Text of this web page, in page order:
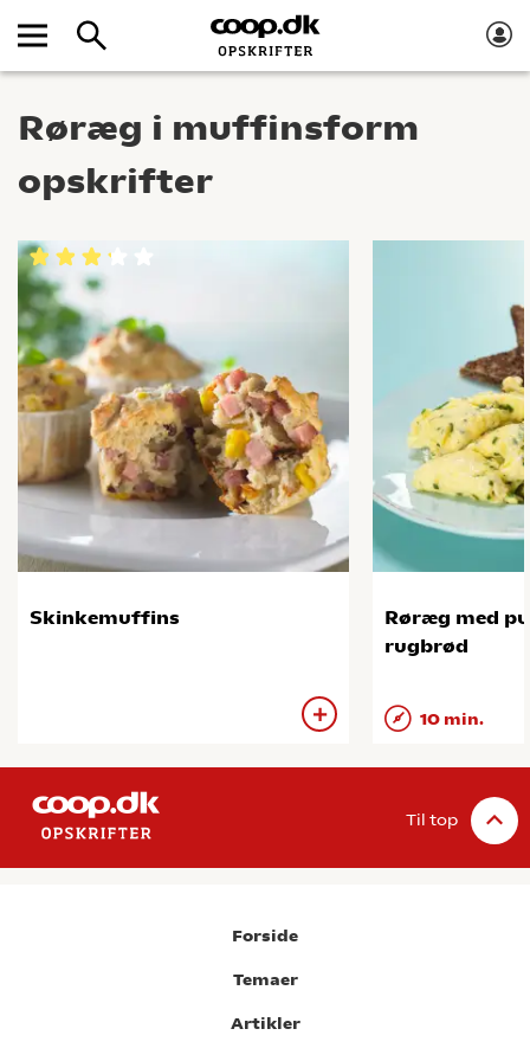
Røræg i muffinsform
opskrifter
Skinkemuffins
Røræg med
rugbrød
10 min.
Til top
Forside
Temaer
Artikler